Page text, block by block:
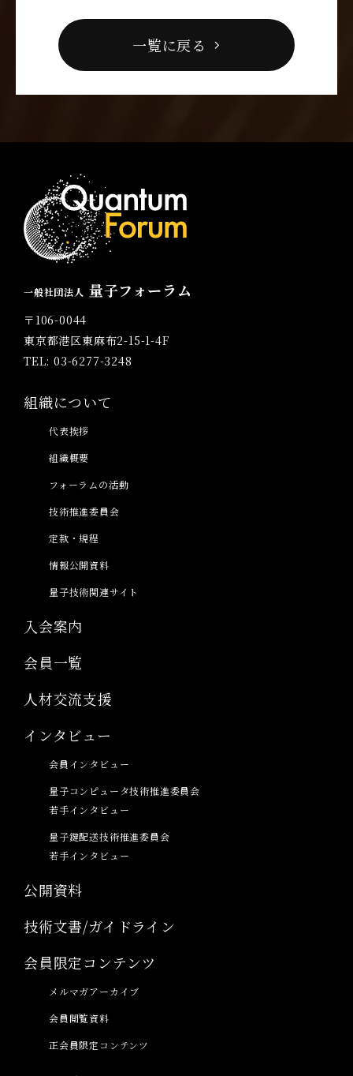
一覧に戻る
一般社団法人 量子フォーラム
〒106-0044
東京都港区東麻布2-15-1-4F
TEL: 03-6277-3248
組織について
代表挨拶
組織概要
フォーラムの活動
技術推進委員会
定款・規程
情報公開資料
量子技術関連サイト
入会案内
会員一覧
人材交流支援
インタビュー
会員インタビュー
量子コンピュータ技術推進委員会
若手インタビュー
量子鍵配送技術推進委員会
若手インタビュー
公開資料
技術文書/ガイドライン
会員限定コンテンツ
メルマガアーカイブ
会員閲覧資料
正会員限定コンテンツ